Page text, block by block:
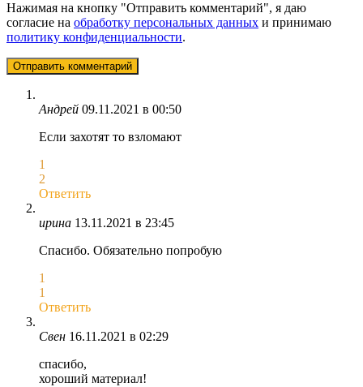
Нажимая на кнопку "Отправить комментарий", я даю
согласие на обработку персональных данных и принимаю
политику конфиденциальности.
Андрей 09.11.2021 в 00:50
Если захотят то взломают
1
2
Ответить
ирина 13.11.2021 в 23:45
Спасибо. Обязательно попробую
1
1
Ответить
Свен 16.11.2021 в 02:29
спасибо,
хороший материал!